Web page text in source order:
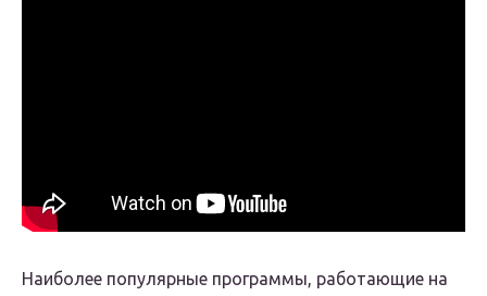
Наиболее популярные программы, работающие на